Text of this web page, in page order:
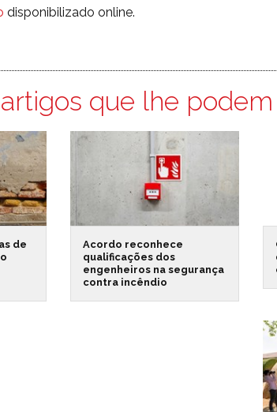
disponibilizado online.
que lhe
de
Acordo reconhece
qualificações dos
engenheiros na segurança
contra incêndio